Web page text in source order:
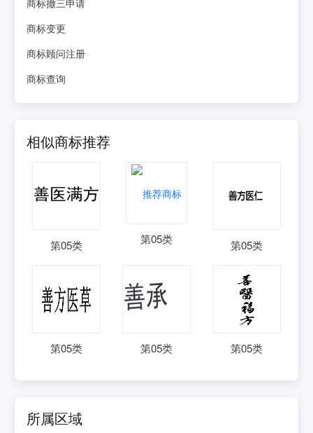
商标变更
商标顾问注册
商标查询
相似商标推荐
第05类 第05类 第05类
第05类 第05类 第05类
所属区域